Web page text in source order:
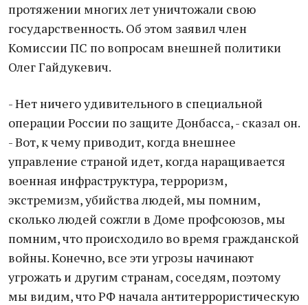
протяжении многих лет уничтожали свою
государственность. Об этом заявил член
Комиссии ПС по вопросам внешней политики
Олег Гайдукевич.
- Нет ничего удивительного в специальной
операции России по защите Донбасса, - сказал он.
- Вот, к чему приводит, когда внешнее
управление страной идет, когда наращивается
военная инфраструктура, терроризм,
экстремизм, убийства людей, мы помним,
сколько людей сожгли в Доме профсоюзов, мы
помним, что происходило во время гражданской
войны. Конечно, все эти угрозы начинают
угрожать и другим странам, соседям, поэтому
мы видим, что РФ начала антитеррористическую